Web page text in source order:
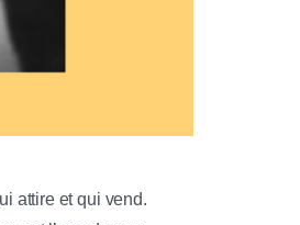
attire et qui vend.